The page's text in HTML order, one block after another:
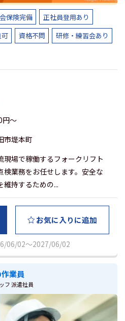
保険完備
正社員登用あり
資格不問
研修・練習会あり
円～
市堤本町
現場で稼働するフォークリフト
検業務をお任せします。安全な
維持するための...
お気に入りに追加
06/02～2027/06/02
業員
フ 派遣社員